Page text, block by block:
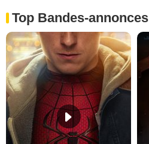
Top Bandes-annonces